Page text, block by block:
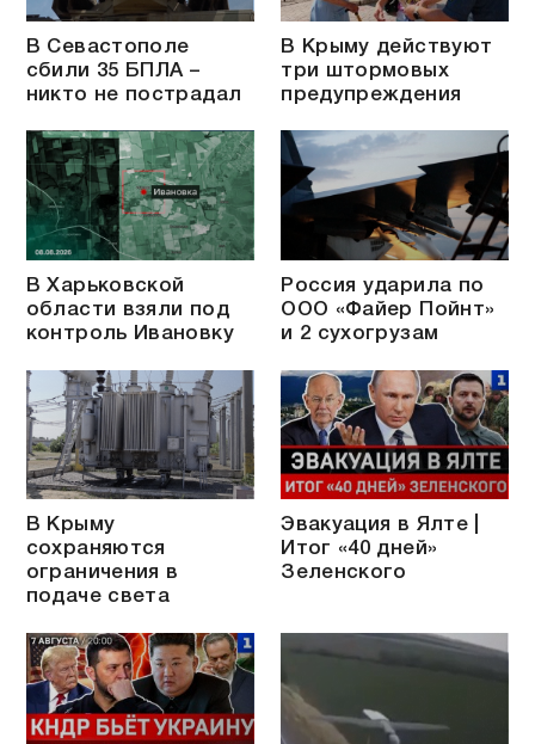
В Севастополе
сбили 35 БПЛА –
никто не пострадал
В Крыму действуют
три штормовых
предупреждения
В Харьковской
области взяли под
контроль Ивановку
Россия ударила по
ООО «Файер Пойнт»
и 2 сухогрузам
В Крыму
сохраняются
ограничения в
подаче света
Эвакуация в Ялте |
Итог «40 дней»
Зеленского